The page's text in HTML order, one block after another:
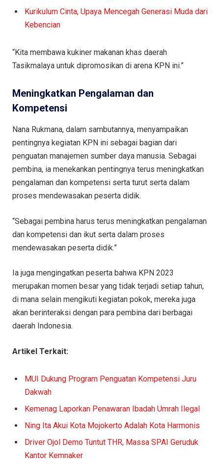
Kurikulum Cinta, Upaya Mencegah Generasi Muda dari
Kebencian
“Kita membawa kukiner makanan khas daerah
Tasikmalaya untuk dipromosikan di arena KPN ini.”
Meningkatkan Pengalaman dan
Kompetensi
Nana Rukmana, dalam sambutannya, menyampaikan
pentingnya kegiatan KPN ini sebagai bagian dari
penguatan manajemen sumber daya manusia. Sebagai
pembina, ia menekankan pentingnya terus meningkatkan
pengalaman dan kompetensi serta turut serta dalam
proses mendewasakan peserta didik.
“Sebagai pembina harus terus meningkatkan pengalaman
dan kompetensi dan ikut serta dalam proses
mendewasakan peserta didik.”
Ia juga mengingatkan peserta bahwa KPN 2023
merupakan momen besar yang tidak terjadi setiap tahun,
di mana selain mengikuti kegiatan pokok, mereka juga
akan berinteraksi dengan para pembina dari berbagai
daerah Indonesia.
Artikel Terkait:
MUI Dukung Program Penguatan Kompetensi Juru
Dakwah
Kemenag Laporkan Penawaran Ibadah Umrah Ilegal
Ning Ita Akui Kota Mojokerto Adalah Kota Harmonis
Driver Ojol Demo Tuntut THR, Massa SPAI Geruduk
Kantor Kemnaker